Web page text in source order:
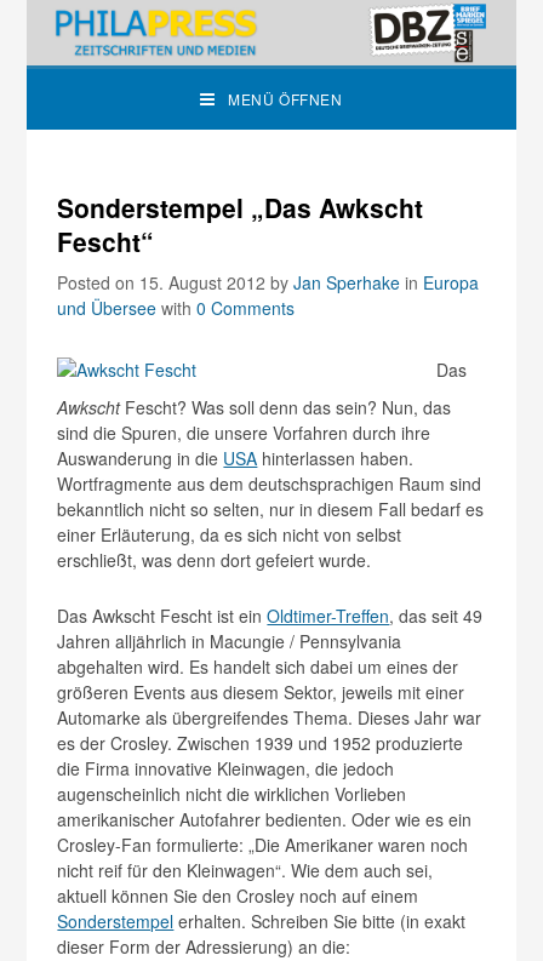
MENÜ ÖFFNEN
Sonderstempel „Das Awkscht
Fescht“
Posted on 15. August 2012byJan Sperhake in Europa
und Übersee with0 Comments
Das
AwkschtFescht? Was soll denn das sein? Nun, das
sind die Spuren, die unsere Vorfahren durch ihre
Auswanderung in die USA hinterlassen haben.
Wortfragmente aus dem deutschsprachigen Raum sind
bekanntlich nicht so selten, nur in diesem Fall bedarf es
einer Erläuterung, da es sich nicht von selbst
erschließt, was denn dort gefeiert wurde.
Das Awkscht Fescht ist einOldtimer-Treffen, das seit 49
Jahren alljährlich in Macungie / Pennsylvania
abgehalten wird. Es handelt sich dabei um eines der
größeren Events aus diesem Sektor, jeweils mit einer
Automarke als übergreifendes Thema. Dieses Jahr war
es der Crosley. Zwischen 1939 und 1952 produzierte
die Firma innovative Kleinwagen, die jedoch
augenscheinlich nicht die wirklichen Vorlieben
amerikanischer Autofahrer bedienten. Oder wie es ein
Crosley-Fan formulierte: „Die Amerikaner waren noch
nicht reif für den Kleinwagen“. Wie dem auch sei,
aktuell können Sie den Crosley noch auf einem
Sonderstempel erhalten. Schreiben Sie bitte (in exakt
dieser Form der Adressierung) an die: